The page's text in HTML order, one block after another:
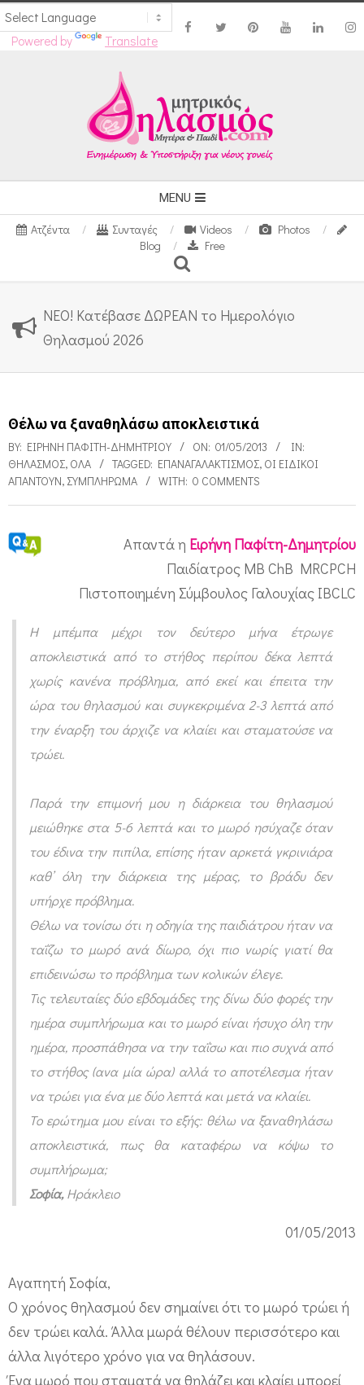
Powered by Translate
Navigation
Menu
MENU
Ατζέντα Συνταγές Videos
Photos
Blog
Free
Search
ΝΕΟ! Κατέβασε ΔΩΡΕΑΝ το Ημερολόγιο
Θηλασμού 2026
Θέλω να ξαναθηλάσω αποκλειστικά
BY: ΕΙΡΉΝΗ ΠΑΦΊΤΗ-ΔΗΜΗΤΡΊΟΥ ON: 01/05/2013
IN:
ΘΗΛΑΣΜΌΣ, ΌΛΑ TAGGED: ΕΠΑΝΑΓΑΛΑΚΤΙΣΜΌΣ, ΟΙ ΕΙΔΙΚΟΊ
ΑΠΑΝΤΟΎΝ, ΣΥΜΠΛΉΡΩΜΑ WITH: 0 COMMENTS
λ
Απαντά η Ειρήνη Παφίτη-Δημητρίου
Παιδίατρος MB ChB MRCPCH
Πιστοποιημένη Σύμβουλος Γαλουχίας IBCLC
Η μπέμπα μέχρι τον δεύτερο μήνα έτρωγε
αποκλειστικά από το στήθος περίπου δέκα λεπτά
χωρίς κανένα πρόβλημα, από εκεί και έπειτα την
ώρα του θηλασμού και συγκεκριμένα 2-3 λεπτά από
την έναρξη του άρχιζε να κλαίει και σταματούσε να
τρώει.
Παρά την επιμονή μου η διάρκεια του θηλασμού
μειώθηκε στα 5-6 λεπτά και το μωρό ησύχαζε όταν
του έδινα την πιπίλα, επίσης ήταν αρκετά γκρινιάρα
καθ’ όλη την διάρκεια της μέρας, το βράδυ δεν
υπήρχε πρόβλημα.
Θέλω να τονίσω ότι η οδηγία της παιδιάτρου ήταν να
ταΐζω το μωρό ανά δίωρο, όχι πιο νωρίς γιατί θα
επιδεινώσω το πρόβλημα των κολικών έλεγε.
Τις τελευταίες δύο εβδομάδες της δίνω δύο φορές την
ημέρα συμπλήρωμα και το μωρό είναι ήσυχο όλη την
ημέρα, προσπάθησα να την ταΐσω και πιο συχνά από
το στήθος (ανα μία ώρα) αλλά το αποτέλεσμα ήταν
να τρώει για ένα με δύο λεπτά και μετά να κλαίει.
Το ερώτημα μου είναι το εξής: θέλω να ξαναθηλάσω
αποκλειστικά, πως θα καταφέρω να κόψω το
συμπλήρωμα;
Σοφία,Ηράκλειο
01/05/2013
Αγαπητή Σοφία,
Ο χρόνος θηλασμού δεν σημαίνει ότι το μωρό τρώει ή
δεν τρώει καλά. Άλλα μωρά θέλουν περισσότερο και
άλλα λιγότερο χρόνο για να θηλάσουν.
Ένα μωρό που σταματά να θηλάζει και κλαίει μπορεί